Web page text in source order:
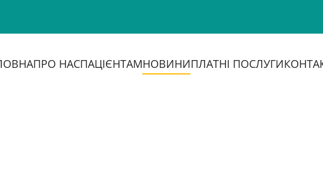
ПРО НАСПАЦІЄНТАМНОВИНИПЛАТНІ ПОСЛУГИ